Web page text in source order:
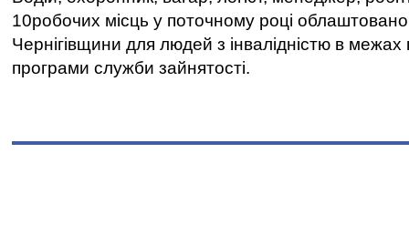
10робочих місць у поточному році
Чернігівщини для людей з інвалідністю в межах
програми служби зайнятості.